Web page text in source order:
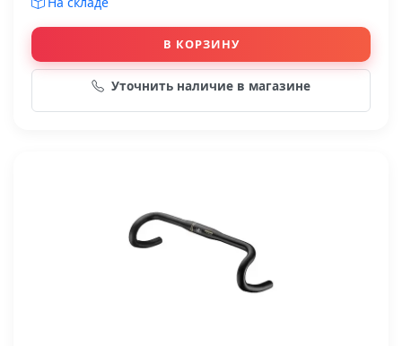
В КОРЗИНУ
Уточнить наличие в магазине